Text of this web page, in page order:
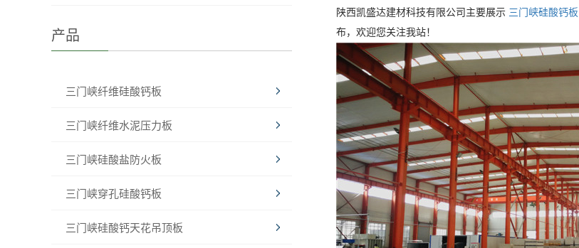
产品
三门峡纤维硅酸钙板
三门峡纤维水泥压力板
三门峡硅酸盐防火板
三门峡穿孔硅酸钙板
三门峡硅酸钙天花吊顶板
陕西凯盛达建材科技有限公司主要展示 三门峡硅酸钙板
布，欢迎您关注我站！